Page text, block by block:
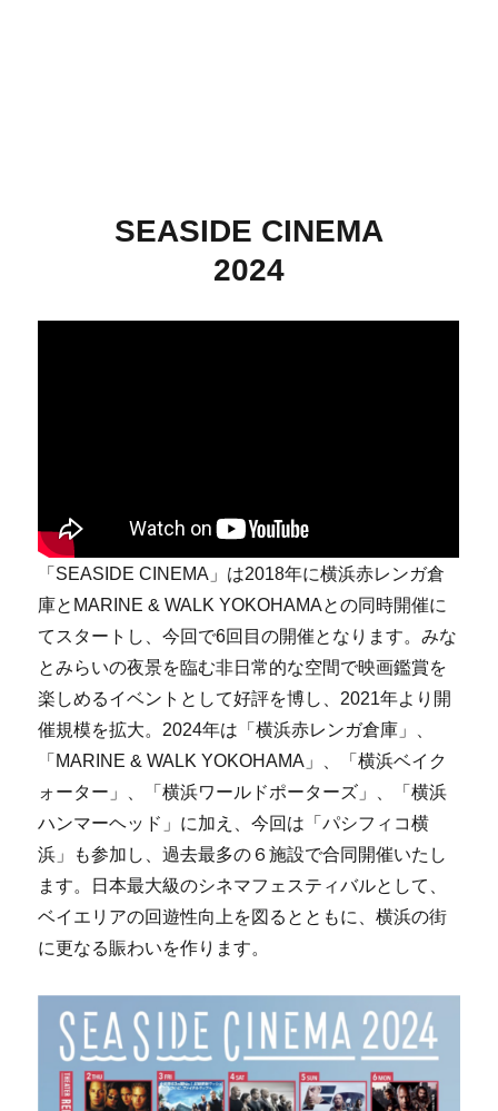
SEASIDE CINEMA
2024
「SEASIDE CINEMA」は2018年に横浜⾚レンガ倉
庫とMARINE & WALK YOKOHAMAとの同時開催に
てスタートし、今回で6回目の開催となります。みな
とみらいの夜景を臨む⾮⽇常的な空間で映画鑑賞を
楽しめるイベントとして好評を博し、2021年より開
催規模を拡大。2024年は「横浜赤レンガ倉庫」、
「MARINE & WALK YOKOHAMA」、「横浜ベイク
ォーター」、「横浜ワールドポーターズ」、「横浜
ハンマーヘッド」に加え、今回は「パシフィコ横
浜」も参加し、過去最多の６施設で合同開催いたし
ます。日本最大級のシネマフェスティバルとして、
ベイエリアの回遊性向上を図るとともに、横浜の街
に更なる賑わいを作ります。